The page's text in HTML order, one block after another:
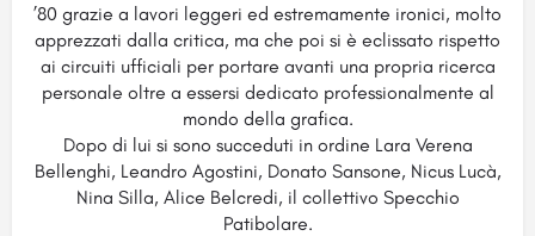
’80 grazie a lavori leggeri ed estremamente ironici, molto
apprezzati dalla critica, ma che poi si è eclissato rispetto
ai circuiti ufficiali per portare avanti una propria ricerca
personale oltre a essersi dedicato professionalmente al
mondo della grafica.
Dopo di lui si sono succeduti in ordine Lara Verena
Bellenghi, Leandro Agostini, Donato Sansone, Nicus Lucà,
Nina Silla, Alice Belcredi, il collettivo Specchio
Patibolare.